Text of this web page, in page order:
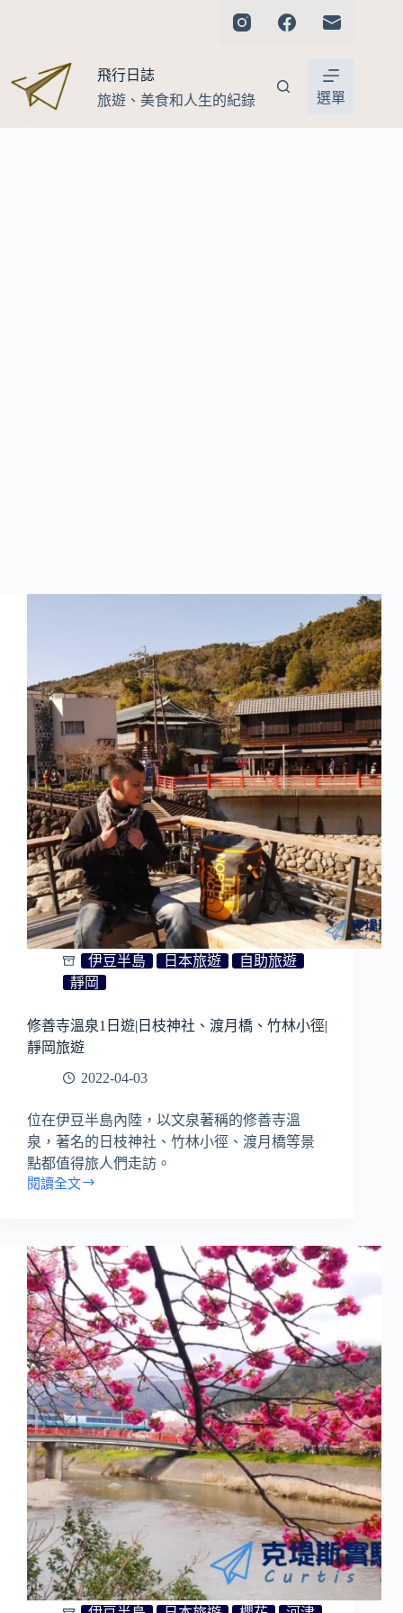
飛行日誌
旅遊、美食和人生的紀錄
選單
伊豆半島 日本旅遊
自助旅遊
靜岡
修善寺溫泉1日遊|日枝神社、渡月橋、竹林小徑|
靜岡旅遊
2022-04-03
位在伊豆半島內陸，以文泉著稱的修善寺溫
泉，著名的日枝神社、竹林小徑、渡月橋等景
點都值得旅人們走訪。
閱讀全文
修
溫
泉
1
日
遊|
日
枝
神
社、
渡
月
橋、
竹
小
徑|
靜
岡
旅
遊